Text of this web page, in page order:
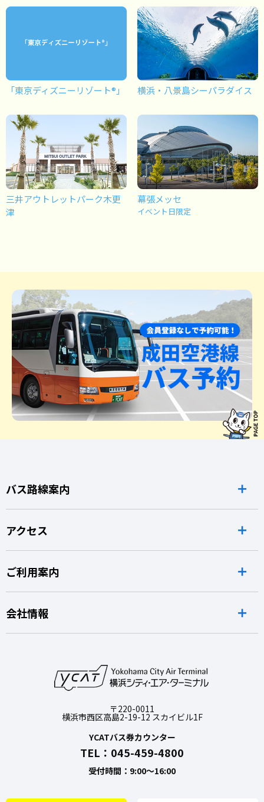
「東京ディズニーリゾート®」 横浜・八景島シーパラダイス
三井アウトレットパーク木更
津
幕張メッセ
イベント日限定
〒220-0011
横浜市西区高島2-19-12 スカイビル1F
YCATバス券カウンター
TEL：045-459-4800
受付時間：9:00～16:00
バス路線案内
アクセス
ご利用案内
会社情報